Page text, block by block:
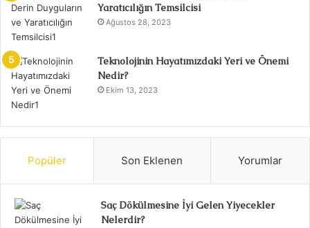
Yaratıcılığın Temsilcisi
Ağustos 28, 2023
Teknolojinin Hayatımızdaki Yeri ve Önemi
Nedir?
Ekim 13, 2023
Popüler Son Eklenen Yorumlar
Saç Dökülmesine İyi Gelen Yiyecekler
Nelerdir?